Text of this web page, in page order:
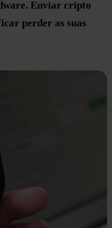
Enviar cripto
perder as suas